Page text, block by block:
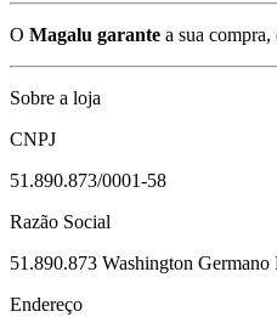
O Magalu garante a sua
Sobre a loja
CNPJ
51.890.873/0001-58
Razão Social
51.890.873 Washington Germano
Endereço